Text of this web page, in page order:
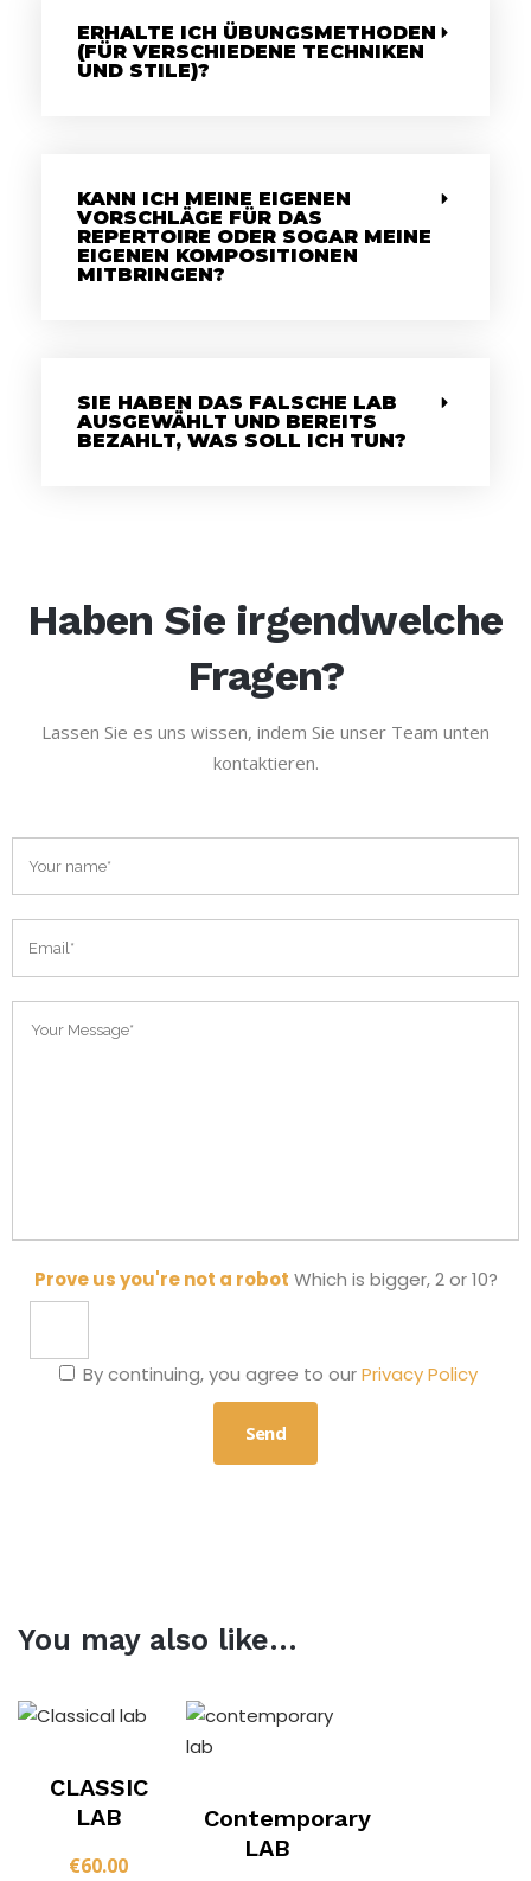
ERHALTE ICH ÜBUNGSMETHODEN
(FÜR VERSCHIEDENE TECHNIKEN
UND STILE)?
KANN ICH MEINE EIGENEN
VORSCHLÄGE FÜR DAS
REPERTOIRE ODER SOGAR MEINE
EIGENEN KOMPOSITIONEN
MITBRINGEN?
SIE HABEN DAS FALSCHE LAB
AUSGEWÄHLT UND BEREITS
BEZAHLT, WAS SOLL ICH TUN?
Haben Sie irgendwelche
Fragen?
Lassen Sie es uns wissen, indem Sie unser Team unten
kontaktieren.
Prove us you're not a robot Which is bigger, 2 or 10?
By continuing, you agree to ourPrivacy Policy
You may also like…
CLASSIC
LAB
€60.00
Contemporary
LAB